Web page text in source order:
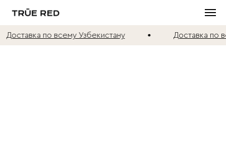
Доставка по всему Узбекистану Доставка по